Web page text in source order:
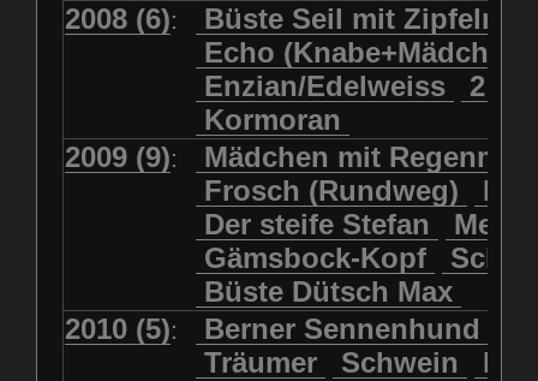
2008 (6):
Büste Seil mit
Echo
Enzian/Edelweiss
2
Kormoran
2009 (9):
Mädchen mit
Frosch (Rundweg)
Der steife Stefan
Gämsbock-Kopf
Büste Dütsch Max
2010 (5): Berner Sennenhund
Träumer
Schwein